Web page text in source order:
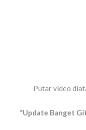
Putar video
“Update Banget